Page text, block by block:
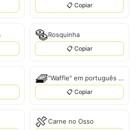
📋 Copiar
🥯Rosquinha
📋 Copiar
🧇 "Waffle" em português é "Waffle".
📋 Copiar
🍖Carne no Osso